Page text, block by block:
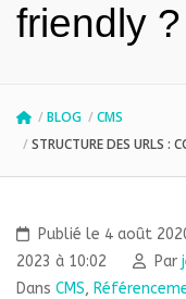
friendly ?
BLOG
CMS
STRUCTURE DES URLS :
Publié le 4 août
2023 à 10:02
Par
Dans CMS,